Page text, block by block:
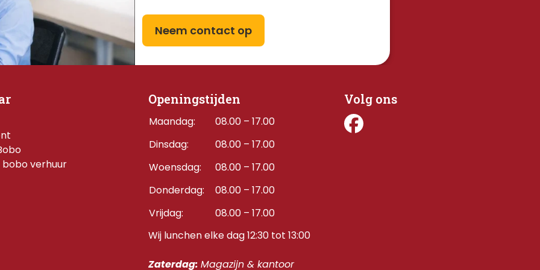
Neem contact op
verhuur
Openingstijden
Maandag:
08.00 – 17.00
Dinsdag:
08.00 – 17.00
Woensdag:
08.00 – 17.00
Donderdag: 08.00 – 17.00
Vrijdag:
08.00 – 17.00
Wij lunchen elke dag 12:30 tot 13:00
Zaterdag: Magazijn & kantoor
Volg ons